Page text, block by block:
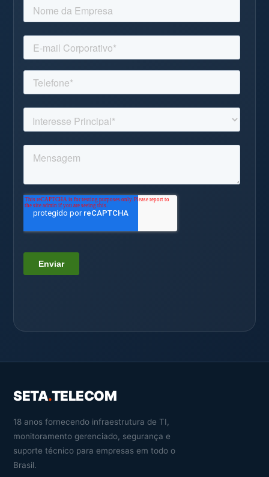
SETA.TELECOM
18 anos fornecendo infraestrutura de TI,
monitoramento gerenciado, segurança e
suporte técnico para empresas em todo o
Brasil.